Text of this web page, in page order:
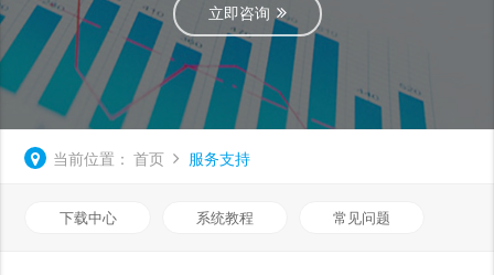
立即咨询
当前位置： 首页 服务支持
下载中心 系统教程 常见问题